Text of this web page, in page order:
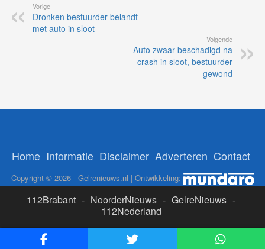
Vorige
Dronken bestuurder belandt
met auto in sloot
Volgende
Auto zwaar beschadigd na
crash in sloot, bestuurder
gewond
Home Informatie Disclaimer Adverteren Contact
Copyright © 2026 - Gelrenieuws.nl | Ontwikkeling:
112Brabant - NoorderNieuws - GelreNieuws -
112Nederland
ADS: